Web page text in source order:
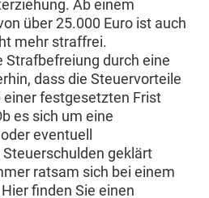
Ab einem
über 25.000 Euro ist auch
mehr straffrei.
Strafbefreiung durch eine
dass die Steuervorteile
festgesetzten Frist
es sich um eine
eventuell
geklärt
ratsam sich bei einem
finden Sie einen